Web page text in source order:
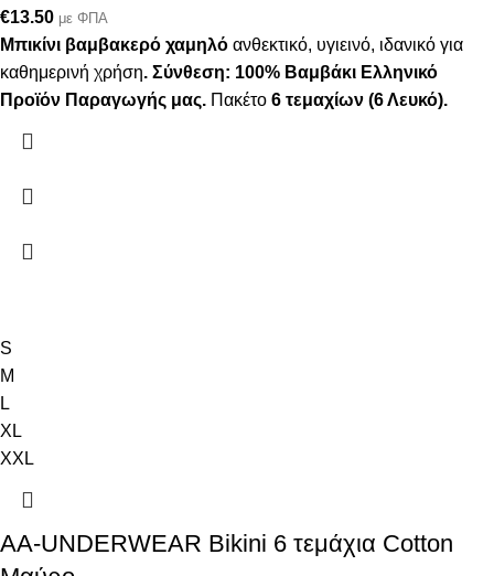
€13.50 με ΦΠΑ
Μπικίνι βαμβακερό χαμηλό ανθεκτικό, υγιεινό, ιδανικό για
καθημερινή χρήση. Σύνθεση: 100% Βαμβάκι Ελληνικό
Προϊόν Παραγωγής μας. Πακέτο 6 τεμαχίων (6 Λευκό).
S
M
L
XL
XXL
AA-UNDERWEAR Bikini 6 τεμάχια Cotton